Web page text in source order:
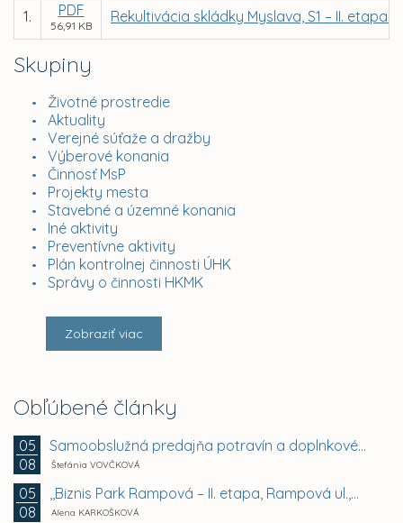
Skupiny
Životné prostredie
Aktuality
Verejné súťaže a dražby
Výberové konania
Činnosť MsP
Projekty mesta
Stavebné a územné konania
Iné aktivity
Preventívne aktivity
Plán kontrolnej činnosti ÚHK
Správy o činnosti HKMK
Zobraziť viac
Obľúbené články
05
08
Samoobslužná predajňa potravín a doplnkového tovaru
Štefánia VOVČKOVÁ
05
08
,,Biznis Park Rampová – II. etapa, Rampová ul.,...
Alena KARKOŠKOVÁ
1. PDF
56,91 KB
Rekultivácia skládky Myslava, S1 – II.